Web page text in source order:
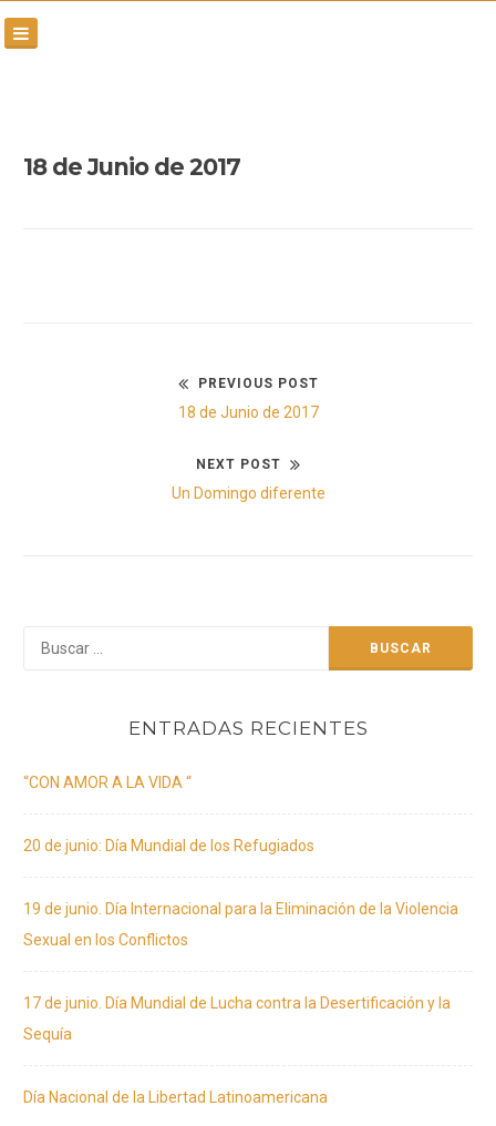
Skip
to
18 de Junio de 2017
PREVIOUS POST
Previous
18 de Junio de 2017
NEXT POST
Next
Un Domingo diferente
Buscar:
ENTRADAS RECIENTES
“CON AMOR A LA VIDA “
20 de junio: Día Mundial de los Refugiados
19 de junio. Día Internacional para la Eliminación de la Violencia
Sexual en los Conflictos
17 de junio. Día Mundial de Lucha contra la Desertificación y la
Sequía
Día Nacional de la Libertad Latinoamericana